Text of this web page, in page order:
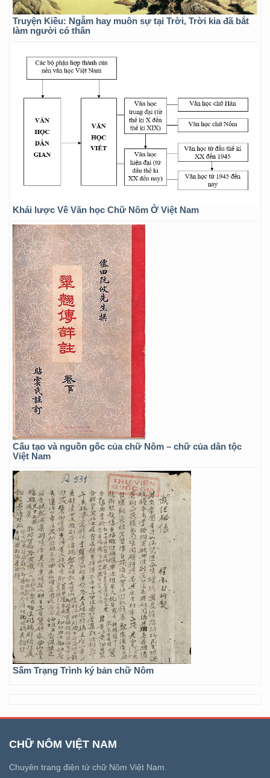
Truyện Kiều: Ngẫm hay muôn sự tại Trời, Trời kia đã bắt
làm người có thân
Khái lược Về Văn học Chữ Nôm Ở Việt Nam
Cấu tạo và nguồn gốc của chữ Nôm – chữ của dân tộc
Việt Nam
Sấm Trạng Trình ký bản chữ Nôm
CHỮ NÔM VIỆT NAM
Chuyên trang điện tử chữ Nôm Việt Nam.